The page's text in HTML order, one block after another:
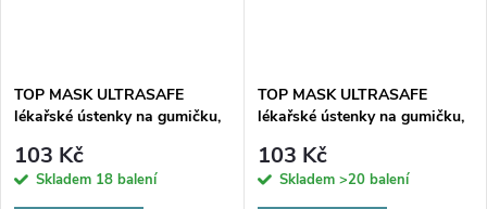
TOP MASK ULTRASAFE
lékařské ústenky na gumičku,
103 Kč
Skladem 18 balení
TOP MASK ULTRASAFE
lékařské ústenky na gumičku,
103 Kč
Skladem >20 balení